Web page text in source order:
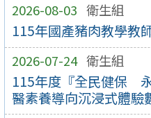
2026-08-03 衛生組
115年國產豬肉教學教
2026-07-24 衛生組
115年度『全民健保
醫素養導向沉浸式體驗